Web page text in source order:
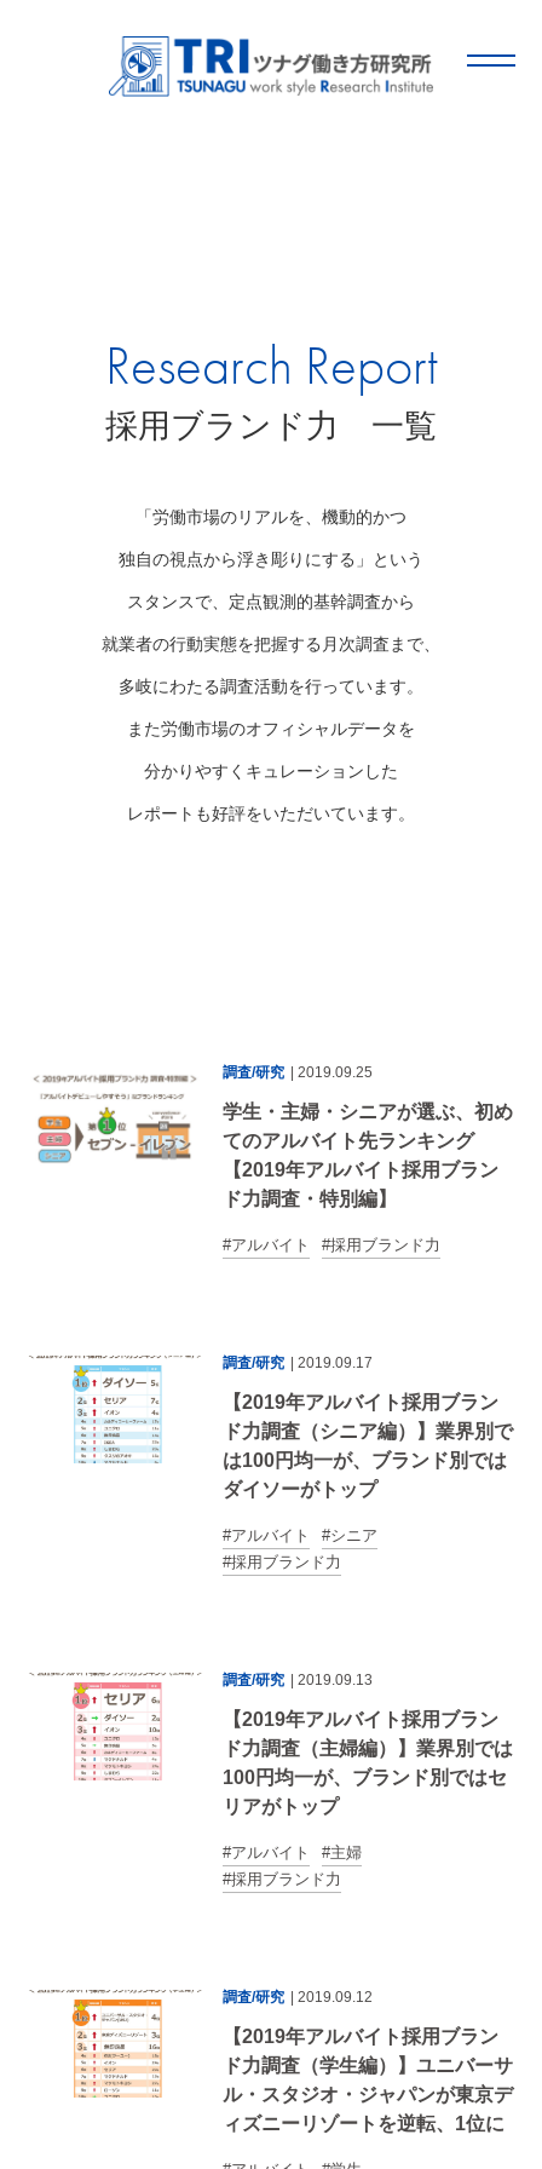
Research Report
採用ブランド力 一覧
「労働市場のリアルを、機動的かつ
独自の視点から浮き彫りにする」という
スタンスで、定点観測的基幹調査から
就業者の行動実態を把握する月次調査まで、
多岐にわたる調査活動を行っています。
また労働市場のオフィシャルデータを
分かりやすくキュレーションした
レポートも好評をいただいています。
調査/研究 | 2019.09.25
学生・主婦・シニアが選ぶ、初め
てのアルバイト先ランキング
【2019年アルバイト採用ブラン
ド力調査・特別編】
アルバイト 採用ブランド力
調査/研究 | 2019.09.17
【2019年アルバイト採用ブラン
ド力調査（シニア編）】業界別で
は100円均一が、ブランド別では
ダイソーがトップ
アルバイト
シニア
採用ブランド力
調査/研究 | 2019.09.13
【2019年アルバイト採用ブラン
ド力調査（主婦編）】業界別では
100円均一が、ブランド別ではセ
リアがトップ
アルバイト
主婦
採用ブランド力
調査/研究 | 2019.09.12
【2019年アルバイト採用ブラン
ド力調査（学生編）】ユニバーサ
ル・スタジオ・ジャパンが東京デ
ィズニーリゾートを逆転、1位に